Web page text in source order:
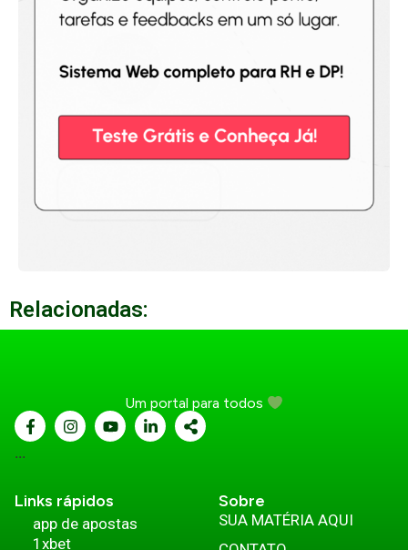
Relacionadas:
Um portal para todos
...
Links rápidos
app de apostas
1xbet
Sobre
SUA MATÉRIA AQUI